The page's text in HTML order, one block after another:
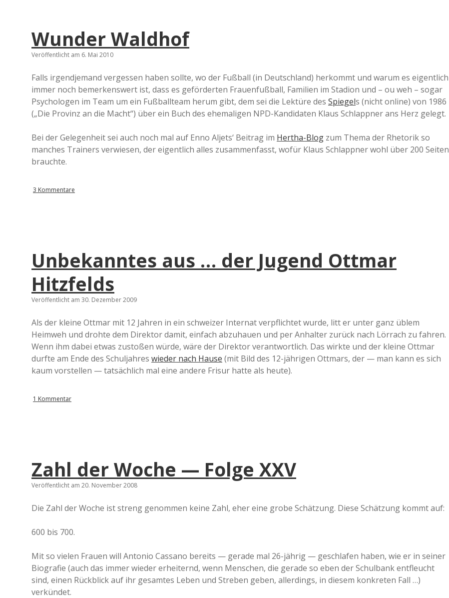
d
e
Wunder Waldhof
Veröffentlicht am 6. Mai 2010
Falls irgendjemand vergessen haben sollte, wo der Fußball (in Deutschland) herkommt und warum es eigentlich
immer noch bemerkenswert ist, dass es geförderten Frauenfußball, Familien im Stadion und – ou weh – sogar
Psychologen im Team um ein Fußballteam herum gibt, dem sei die Lektüre des Spiegels (nicht online) von 1986
(„Die Provinz an die Macht“) über ein Buch des ehemaligen NPD-Kandidaten Klaus Schlappner ans Herz gelegt.
Bei der Gelegenheit sei auch noch mal auf Enno Aljets‘ Beitrag im Hertha-Blog zum Thema der Rhetorik so
manches Trainers verwiesen, der eigentlich alles zusammenfasst, wofür Klaus Schlappner wohl über 200 Seiten
brauchte.
3 Kommentare
Unbekanntes aus … der Jugend Ottmar
Hitzfelds
Veröffentlicht am 30. Dezember 2009
Als der kleine Ottmar mit 12 Jahren in ein schweizer Internat verpflichtet wurde, litt er unter ganz üblem
Heimweh und drohte dem Direktor damit, einfach abzuhauen und per Anhalter zurück nach Lörrach zu fahren.
Wenn ihm dabei etwas zustoßen würde, wäre der Direktor verantwortlich. Das wirkte und der kleine Ottmar
durfte am Ende des Schuljahres wieder nach Hause (mit Bild des 12-jährigen Ottmars, der — man kann es sich
kaum vorstellen — tatsächlich mal eine andere Frisur hatte als heute).
1 Kommentar
Zahl der Woche — Folge XXV
Veröffentlicht am 20. November 2008
Die Zahl der Woche ist streng genommen keine Zahl, eher eine grobe Schätzung. Diese Schätzung kommt auf:
600 bis 700.
Mit so vielen Frauen will Antonio Cassano bereits — gerade mal 26-jährig — geschlafen haben, wie er in seiner
Biografie (auch das immer wieder erheiternd, wenn Menschen, die gerade so eben der Schulbank entfleucht
sind, einen Rückblick auf ihr gesamtes Leben und Streben geben, allerdings, in diesem konkreten Fall …)
verkündet.